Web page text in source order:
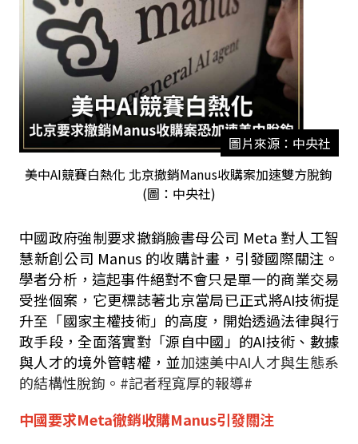
圖片來源：中央社
美中AI競賽白熱化 北京撤銷Manus收購案加速雙方脫鉤
(圖：中央社)
中國政府強制要求撤銷臉書母公司 Meta 對人工智
慧新創公司 Manus 的收購計畫，引發國際關注。
學者分析，這起事件絕對不會只是單一的商業交易
受挫個案，它更標誌著北京當局已正式將AI技術提
升至「國家主權技術」的高度，開始透過法律與行
政手段，全面落實對「源自中國」的AI技術、數據
與人才的境外管轄權，並加速美中AI人才與生態系
的結構性脫鉤。#記者程寬厚的報導#
中國要求Meta徹銷收購Manus引發關注